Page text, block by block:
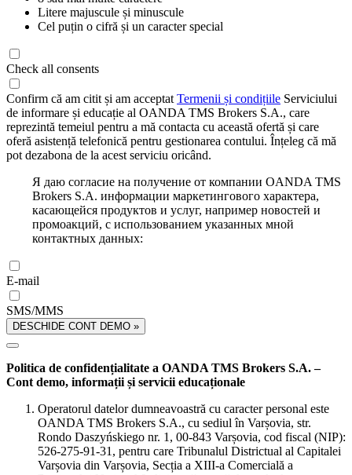
Litere majuscule și minuscule
Cel puțin o cifră și un caracter special
Check all consents
Confirm că am citit și am acceptat Termenii și condițiile Serviciului
de informare și educație al OANDA TMS Brokers S.A., care
reprezintă temeiul pentru a mă contacta cu această ofertă și care
oferă asistență telefonică pentru gestionarea contului. Înțeleg că mă
pot dezabona de la acest serviciu oricând.
Я даю согласие на получение от компании OANDA TMS
Brokers S.A. информации маркетингового характера,
касающейся продуктов и услуг, например новостей и
промоакций, с использованием указанных мной
контактных данных:
E-mail
SMS/MMS
DESCHIDE CONT DEMO »
Politica de confidențialitate a OANDA TMS Brokers S.A. –
Cont demo, informații și servicii educaționale
Operatorul datelor dumneavoastră cu caracter personal este
OANDA TMS Brokers S.A., cu sediul în Varșovia, str.
Rondo Daszyńskiego nr. 1, 00-843 Varșovia, cod fiscal (NIP):
526-275-91-31, pentru care Tribunalul Districtual al Capitalei
Varșovia din Varșovia, Secția a XIII-a Comercială a